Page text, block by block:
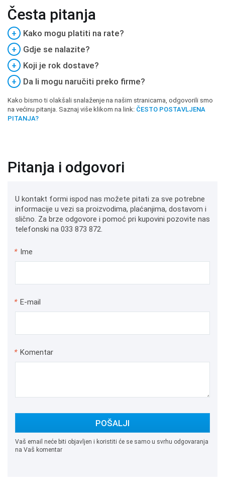
Česta pitanja
+
Kako mogu platiti na rate?
+
Gdje se nalazite?
+
Koji je rok dostave?
+
Da li mogu naručiti preko firme?
Kako bismo ti olakšali snalaženje na našim stranicama, odgovorili smo
na većinu pitanja. Saznaj više klikom na link: ČESTO POSTAVLJENA
PITANJA?
Pitanja i odgovori
U kontakt formi ispod nas možete pitati za sve potrebne
informacije u vezi sa proizvodima, plaćanjima, dostavom i
slično. Za brze odgovore i pomoć pri kupovini pozovite nas
telefonski na 033 873 872.
* Ime
* E-mail
* Komentar
POŠALJI
Vaš email neće biti objavljen i koristiti će se samo u svrhu odgovaranja
na Vaš komentar